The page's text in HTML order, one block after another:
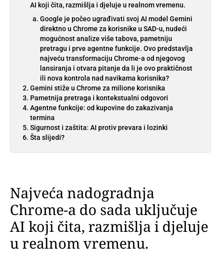
AI koji čita, razmišlja i djeluje u realnom vremenu.
Google je počeo ugrađivati svoj AI model Gemini
direktno u Chrome za korisnike u SAD-u, nudeći
mogućnost analize više tabova, pametniju
pretragu i prve agentne funkcije. Ovo predstavlja
najveću transformaciju Chrome-a od njegovog
lansiranja i otvara pitanje da li je ovo praktičnost
ili nova kontrola nad navikama korisnika?
Gemini stiže u Chrome za milione korisnika
Pametnija pretraga i kontekstualni odgovori
Agentne funkcije: od kupovine do zakazivanja
termina
Sigurnost i zaštita: AI protiv prevara i lozinki
Šta slijedi?
Najveća nadogradnja
Chrome-a do sada uključuje
AI koji čita, razmišlja i djeluje
u realnom vremenu.